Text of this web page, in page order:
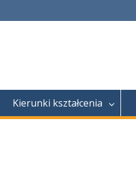
Kierunki kształcenia